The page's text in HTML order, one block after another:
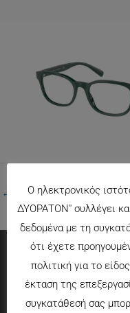
← Προηγούμενο
Ο ηλεκτρονικός
ΔΥΟΡΑΤΟΝ" συλλέγει
δεδομένα με τη
ότι έχετε
πολιτική για το
έκταση της
συγκατάθεσή σας